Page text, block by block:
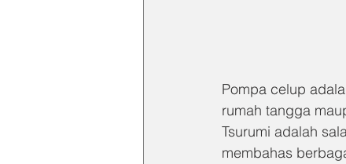
Pompa celup
rumah tangga
Tsurumi adalah
membahas